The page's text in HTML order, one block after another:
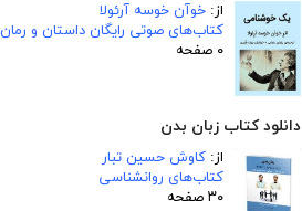
از: خوآن خوسه آرئولا
کتاب‌های صوتی رایگان داستان و رمان
۰ صفحه
دانلود کتاب زبان بدن
از: کاوش حسین تبار
کتاب‌های روانشناسی
۳۰ صفحه